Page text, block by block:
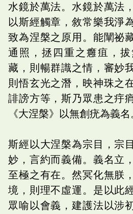
水鏡於萬法。水鏡於萬法
以斯經觸章，敘常樂我淨
致為涅槃之原用。能闡祕
通照，拯四重之癰疽，
藏，則暢群識之情，審妙
則悟玄光之潛，映神珠之
誹謗方等，斯乃眾患之㽳
《大涅槃》以無創疣為義名
斯經以大涅槃為宗目，宗
妙，言約而義備。義名立
至極之有在。然冥化無朕
境，則理不虛運。是以此
眾喻以會義，建護法以涉